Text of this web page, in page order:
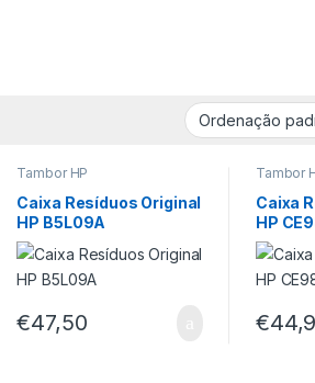
Tambor HP
Caixa Resíduos Original
HP B5L09A
€47,50
Tambor
Caixa
HP
€